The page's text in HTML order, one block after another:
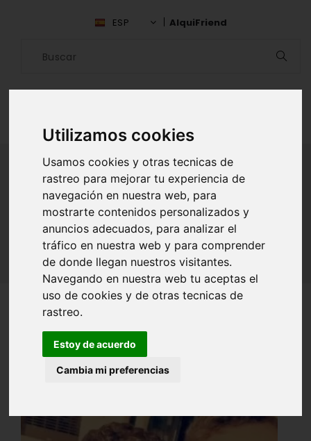
Utilizamos cookies
Usamos cookies y otras tecnicas de
rastreo para mejorar tu experiencia de
navegación en nuestra web, para
mostrarte contenidos personalizados y
anuncios adecuados, para analizar el
tráfico en nuestra web y para comprender
de donde llegan nuestros visitantes.
Navegando en nuestra web tu aceptas el
uso de cookies y de otras tecnicas de
rastreo.
Estoy de acuerdo
Cambia mi preferencias
ESP AlquiFriend
ALQUILAR AMIGO
Inicio Amigos Barcelona Karim Boubaouch